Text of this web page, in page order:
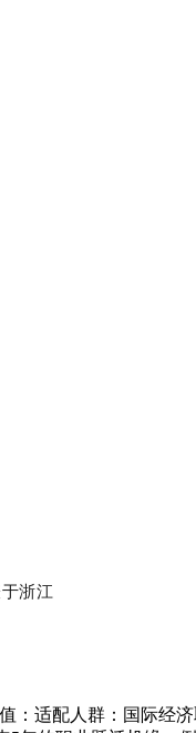
浙江
适配人群：国际经济